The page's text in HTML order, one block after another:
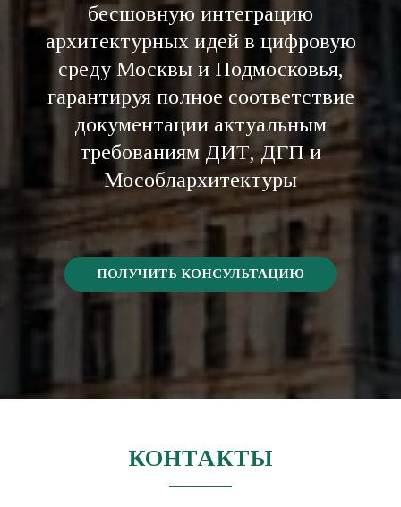
бесшовную интеграцию
архитектурных идей в цифровую
среду Москвы и Подмосковья,
гарантируя полное соответствие
документации актуальным
требованиям ДИТ, ДГП и
Мособлархитектуры
ПОЛУЧИТЬ КОНСУЛЬТАЦИЮ
КОНТАКТЫ